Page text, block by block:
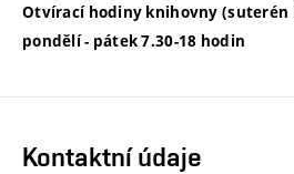
Otvírací hodiny knihovny (suterén
pondělí - pátek 7.30-18 hodin
Kontaktní údaje